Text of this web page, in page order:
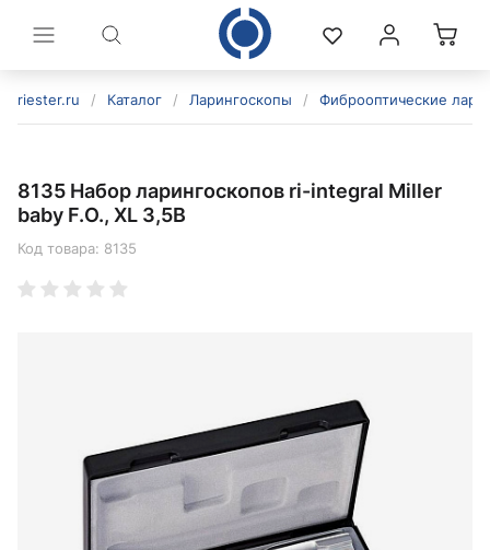
riester.ru / Каталог / Ларингоскопы / Фиброоптические
8135 Набор ларингоскопов ri-integral Miller
baby F.O., XL 3,5В
Код товара: 8135